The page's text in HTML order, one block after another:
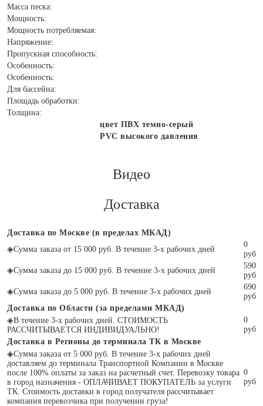
Масса песка:
Мощность:
Мощность потребляемая:
Напряжение:
Пропускная способность:
Особенность:
Особенность:
Для бассейна:
Площадь обработки:
Толщина:
цвет ПВХ темно-серый
PVC высокого давления
Видео
Доставка
Доставка по Москве (в пределах МКАД)
◈Сумма заказа от 15 000 руб. В течение 3-х рабочих дней
0
руб
◈Сумма заказа до 15 000 руб. В течение 3-х рабочих дней
590
руб
◈Сумма заказа до 5 000 руб. В течение 3-х рабочих дней
690
руб
Доставка по Области (за пределами МКАД)
◈В течение 3-х рабочих дней. СТОИМОСТЬ
РАССЧИТЫВАЕТСЯ ИНДИВИДУАЛЬНО!
0
руб
Доставка в Регионы до терминала ТК в Москве
◈Сумма заказа от 5 000 руб. В течение 3-х рабочих дней
доставляем до терминала Транспортной Компании в Москве
после 100% оплаты за заказ на расчетный счет. Перевозку товара
в город назначения - ОПЛАЧИВАЕТ ПОКУПАТЕЛЬ за услуги
ТК. Стоимость доставки в город получателя рассчитывает
компания перевозчика при получении груза!
0
руб